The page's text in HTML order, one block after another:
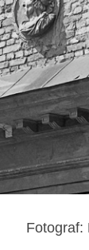
Fotograf: